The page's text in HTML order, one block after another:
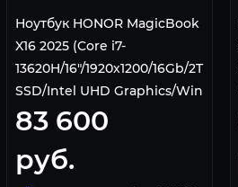
Ноутбук HONOR MagicBook
X16 2025 (Core i7-
13620H/16"/1920х1200/16Gb/2Tb
SSD/Intel UHD Graphics/Win
11) 5301ALNC
83 600
руб.